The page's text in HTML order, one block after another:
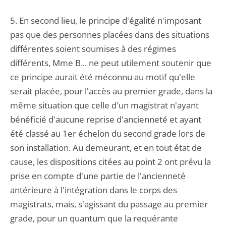
5. En second lieu, le principe d'égalité n'imposant
pas que des personnes placées dans des situations
différentes soient soumises à des régimes
différents, Mme B... ne peut utilement soutenir que
ce principe aurait été méconnu au motif qu'elle
serait placée, pour l'accès au premier grade, dans la
même situation que celle d'un magistrat n'ayant
bénéficié d'aucune reprise d'ancienneté et ayant
été classé au 1er échelon du second grade lors de
son installation. Au demeurant, et en tout état de
cause, les dispositions citées au point 2 ont prévu la
prise en compte d'une partie de l'ancienneté
antérieure à l'intégration dans le corps des
magistrats, mais, s'agissant du passage au premier
grade, pour un quantum que la requérante